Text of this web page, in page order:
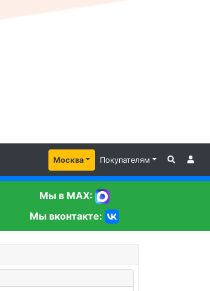
Москва Покупателям
Мы в MAX:
Мы вконтакте: